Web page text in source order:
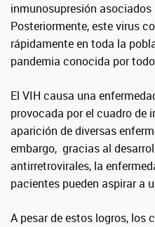
inmunosupresión
Posteriormente, este virus
rápidamente en toda la
pandemia conocida por
El VIH causa una
provocada por el cuadro de
aparición de diversas
embargo, gracias al
antirretrovirales, la
pacientes pueden aspirar a
A pesar de estos logros, los